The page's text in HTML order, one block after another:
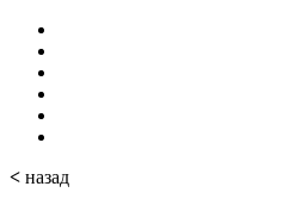
< назад